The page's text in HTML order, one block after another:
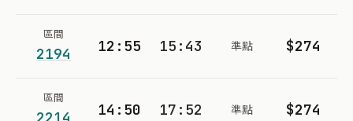
區間
2194 12:55 15:43 準點 $274
區間
14:50 17:52 準點 $274